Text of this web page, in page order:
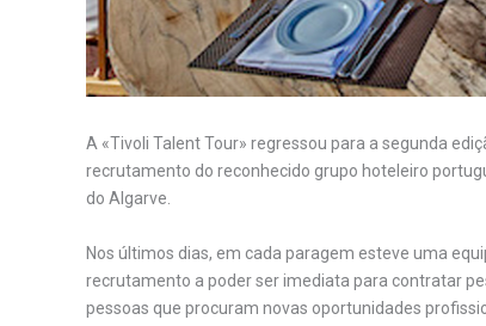
A «Tivoli Talent Tour» regressou para a segunda
recrutamento do reconhecido grupo hoteleiro
do Algarve.
Nos últimos dias, em cada paragem esteve uma
recrutamento a poder ser imediata para contratar
pessoas que procuram novas oportunidades